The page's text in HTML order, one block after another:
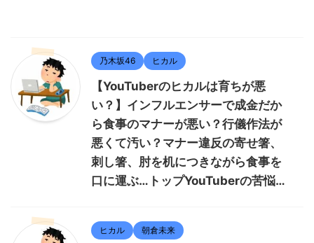
乃木坂46 ヒカル
【YouTuberのヒカルは育ちが悪
い？】インフルエンサーで成金だか
ら食事のマナーが悪い？行儀作法が
悪くて汚い？マナー違反の寄せ箸、
刺し箸、肘を机につきながら食事を
口に運ぶ…トップYouTuberの苦悩…
ヒカル 朝倉未来